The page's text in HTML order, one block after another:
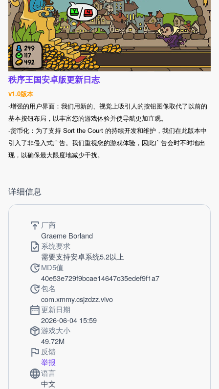
秩序王国安卓版更新日志
v1.0版本
-增强的用户界面：我们用新的、视觉上吸引人的按钮图像取代了以前的
基本按钮布局，以丰富您的游戏体验并使导航更加直观。
-货币化：为了支持 Sort the Court 的持续开发和维护，我们在此版本中
引入了非侵入式广告。我们重视您的游戏体验，因此广告会时不时地出
现，以确保最大限度地减少干扰。
详细信息
厂商
Graeme Borland
系统要求
需要支持安卓系统5.2以上
MD5值
40e53e729f9bcae14647c35edef9f1a7
包名
com.xmmy.csjzdzz.vivo
更新日期
2026-06-04 15:59
游戏大小
49.72M
反馈
举报
语言
中文